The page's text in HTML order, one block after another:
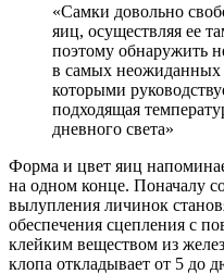
«Самки довольно
яиц, осуществляя ее
поэтому обнаружить
в самых неожиданных
которыми
подходящая
дневного света»
Форма и цвет яиц
на одном конце. Поначалу
вылупления личинок
обеспечения сцепления с
клейким веществом из
клопа откладывает от 5 до